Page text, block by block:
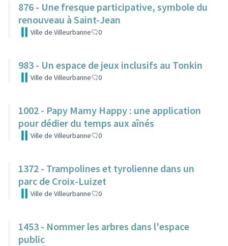
876 - Une fresque participative, symbole du
renouveau à Saint-Jean
Ville de Villeurbanne 0
983 - Un espace de jeux inclusifs au Tonkin
Ville de Villeurbanne 0
1002 - Papy Mamy Happy : une application
pour dédier du temps aux aînés
Ville de Villeurbanne 0
1372 - Trampolines et tyrolienne dans un
parc de Croix-Luizet
Ville de Villeurbanne 0
1453 - Nommer les arbres dans l'espace
public